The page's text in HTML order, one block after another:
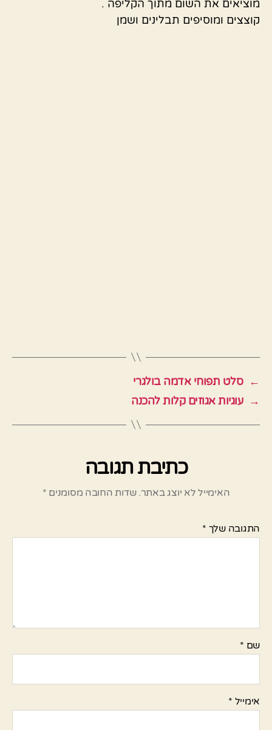
מוציאים את השום מתוך הקליפה .
קוצצים ומוסיפים תבלינים ושמן
← סלט תפוחי אדמה בולגרי
→ עוגיות אגוזים קלות להכנה
כתיבת תגובה
האימייל לא יוצג באתר. שדות החובה מסומנים *
התגובה שלך *
שם *
אימייל *